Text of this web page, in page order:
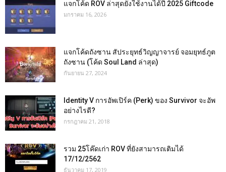
แจกโค้ด ROV ล่าสุดยังใช้งานได้ปี 2025 Giftcode
มกราคม 16, 2026
แจกโค้ดถังซาน สัประยุทธ์วิญญาจารย์ จอมยุทธ์ภูต
ถังซาน (โค้ด Soul Land ล่าสุด)
กันยายน 27, 2024
Identity V การอัพเปิร์ค (Perk) ของ Survivor จะอัพ
อย่างไรดี?
กรกฎาคม 21, 2018
รวม 25โค๊ดเก่า ROV ที่ยังสามารถเติมได้
17/12/2562
ธันวาคม 17, 2019